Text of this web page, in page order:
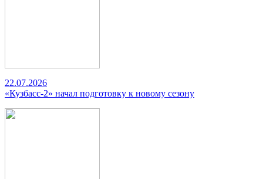
22.07.2026
«Кузбасс-2» начал подготовку к новому сезону